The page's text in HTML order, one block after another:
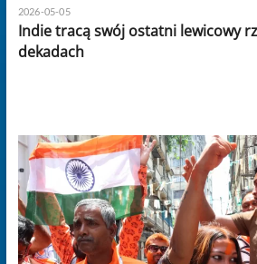
2026-05-05
Indie tracą swój ostatni lewicowy
dekadach